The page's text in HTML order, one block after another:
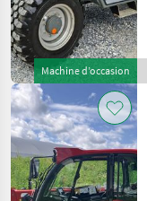
Machine d’occasion